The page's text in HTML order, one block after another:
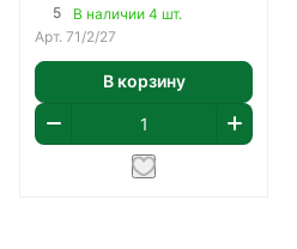
5
В наличии 4 шт.
Арт. 71/2/27
В корзину